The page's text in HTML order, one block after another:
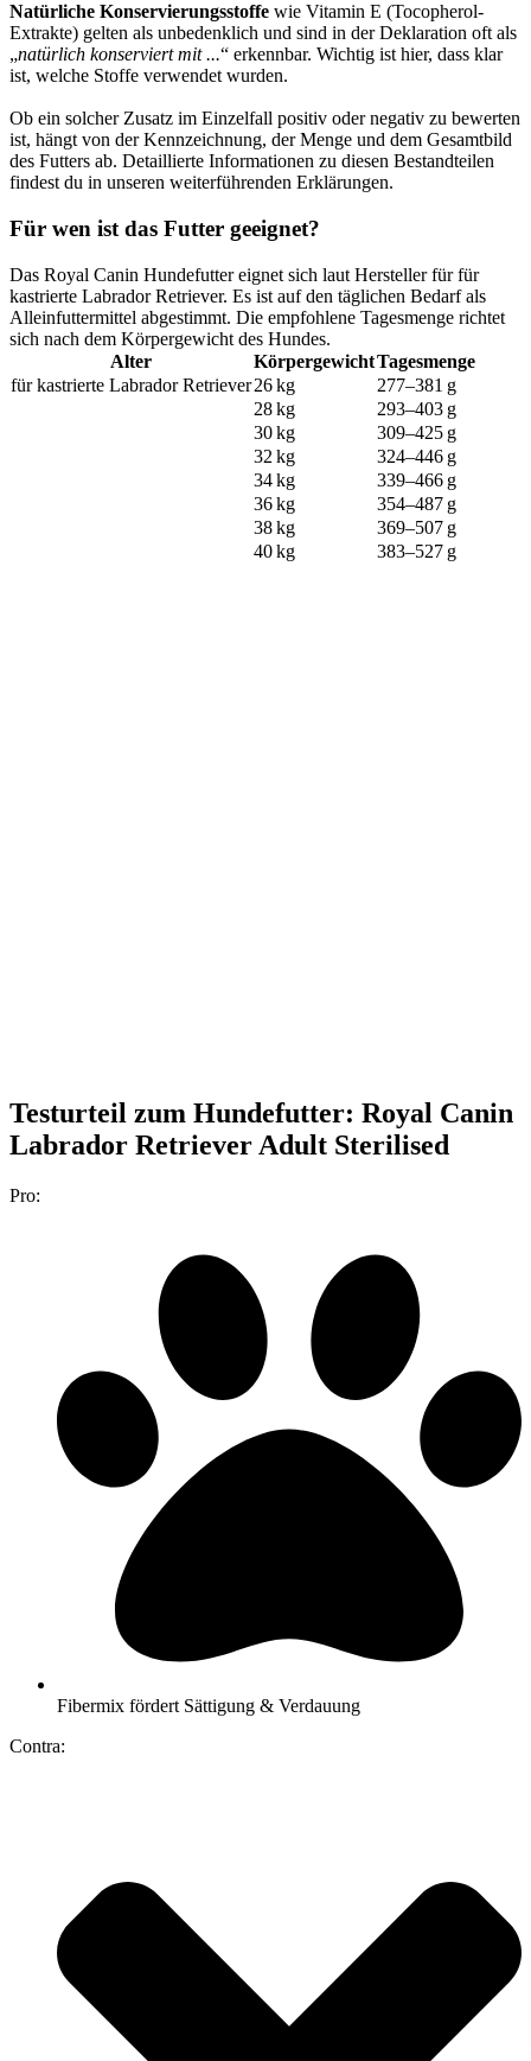
Natürliche Konservierungsstoffe wie Vitamin E (Tocopherol-
Extrakte) gelten als unbedenklich und sind in der Deklaration oft als
„natürlich konserviert mit ...“ erkennbar. Wichtig ist hier, dass klar
ist, welche Stoffe verwendet wurden.
Ob ein solcher Zusatz im Einzelfall positiv oder negativ zu bewerten
ist, hängt von der Kennzeichnung, der Menge und dem Gesamtbild
des Futters ab. Detaillierte Informationen zu diesen Bestandteilen
findest du in unseren weiterführenden Erklärungen.
Für wen ist das Futter geeignet?
Das Royal Canin Hundefutter eignet sich laut Hersteller für für
kastrierte Labrador Retriever. Es ist auf den täglichen Bedarf als
Alleinfuttermittel abgestimmt. Die empfohlene Tagesmenge richtet
sich nach dem Körpergewicht des Hundes.
Alter
KörpergewichtTagesmenge
für kastrierte Labrador Retriever26 kg
277–381 g
28 kg
293–403 g
30 kg
309–425 g
32 kg
324–446 g
34 kg
339–466 g
36 kg
354–487 g
38 kg
369–507 g
40 kg
383–527 g
Testurteil zum Hundefutter: Royal Canin
Labrador Retriever Adult Sterilised
Pro:
Fibermix fördert Sättigung & Verdauung
Contra: